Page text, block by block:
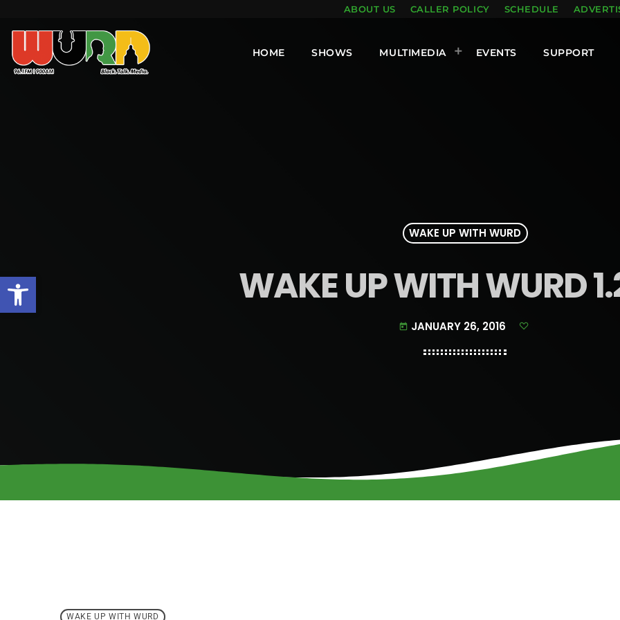
Open toolbar
ABOUT US CALLER POLICY SCHEDULE
HOME SHOWS MULTIMEDIA EVENTS SUPPORT
WAKE UP WITH WURD
WAKE UP WITH WURD
today JANUARY 26, 2016
WAKE UP WITH WURD